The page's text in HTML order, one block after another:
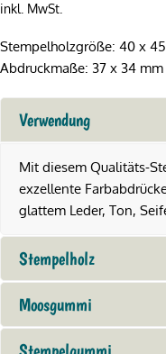
inkl. MwSt.
Stempelholzgröße: 40 x
Abdruckmaße: 37 x 34 mm
Verwendung
Mit diesem Qualitäts-
exzellente
glattem Leder, Ton,
Stempelholz
Moosgummi